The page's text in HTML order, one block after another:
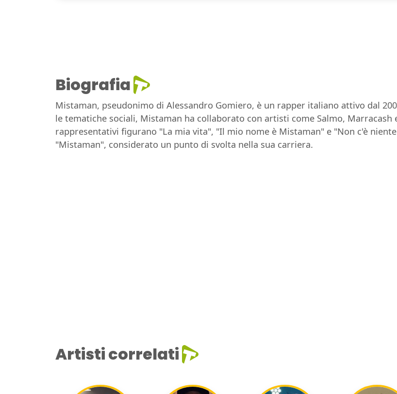
Biografia
Mistaman, pseudonimo di Alessandro Gomiero, è un rapper italiano attivo dal
le tematiche sociali, Mistaman ha collaborato con artisti come Salmo, Marracash
rappresentativi figurano "La mia vita", "Il mio nome è Mistaman" e "Non c'è
"Mistaman", considerato un punto di svolta nella sua carriera.
Artisti correlati